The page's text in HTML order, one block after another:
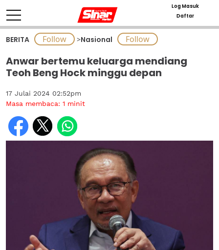
Log Masuk
Daftar
BERITA >Nasional
Anwar bertemu keluarga mendiang
Teoh Beng Hock minggu depan
17 Julai 2024 02:52pm
Masa membaca: 1 minit